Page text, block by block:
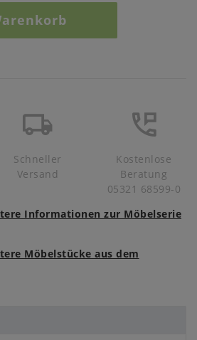
Schneller
Versand
Kostenlose
Beratung
05321 68599-0
Informationen zur Möbelserie
Möbelstücke aus dem